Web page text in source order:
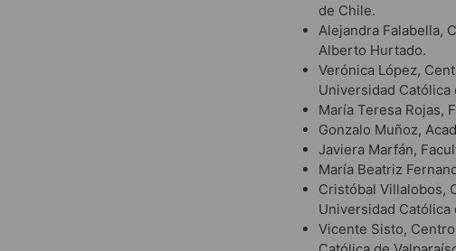
de Chile.
Alejandra Falabella,
Alberto Hurtado.
Verónica López,
Universidad Católica
María Teresa Rojas,
Gonzalo Muñoz,
Javiera Marfán,
María Beatriz
Cristóbal Villalobos,
Universidad Católica
Vicente Sisto,